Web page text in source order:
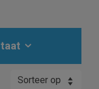
Sorteer op